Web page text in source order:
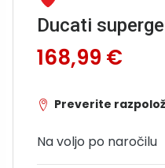
Ducati
168,99 €
Preverite
Na voljo po naročilu